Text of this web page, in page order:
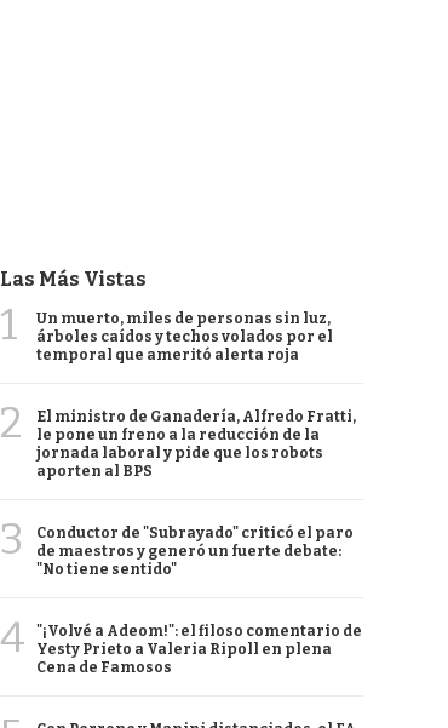
Las Más Vistas
1
Un muerto, miles de personas sin luz,
árboles caídos y techos volados por el
temporal que ameritó alerta roja
2
El ministro de Ganadería, Alfredo Fratti,
le pone un freno a la reducción de la
jornada laboral y pide que los robots
aporten al BPS
3
Conductor de "Subrayado" criticó el paro
de maestros y generó un fuerte debate:
"No tiene sentido"
4
"¡Volvé a Adeom!": el filoso comentario de
Yesty Prieto a Valeria Ripoll en plena
Cena de Famosos